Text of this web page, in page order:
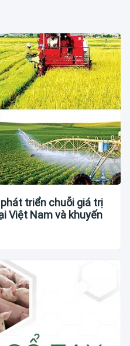
triển chuỗi giá trị
Việt Nam và khuyến